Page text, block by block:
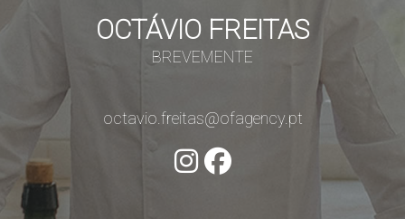
OCTÁVIO FREITAS
BREVEMENTE
octavio.freitas@ofagency.pt